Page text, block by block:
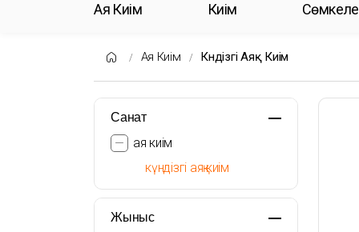
Аяқ Киім Киім
Аяқ Киім Күндізгі Аяқ Киім
Санат
аяқ киім
күндізгі аяқ киім
Жыныс